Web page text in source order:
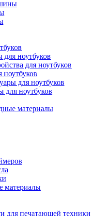
ноутбуков
для ноутбуков
ноутбуков
для ноутбуков
для ноутбуков
материалы
материалы
для печатающей техники